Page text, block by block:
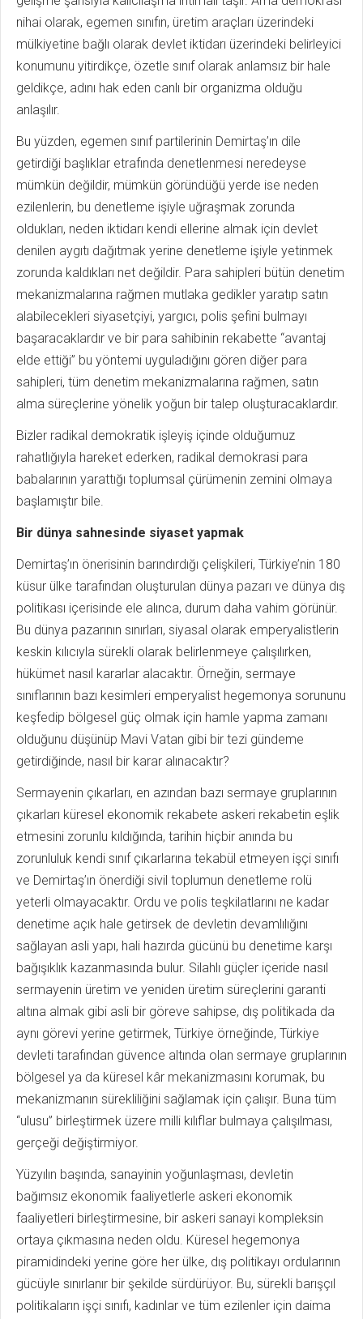
nihai olarak, egemen sınıfın, üretim araçları üzerindeki
mülkiyetine bağlı olarak devlet iktidarı üzerindeki belirleyici
konumunu yitirdikçe, özetle sınıf olarak anlamsız bir hale
geldikçe, adını hak eden canlı bir organizma olduğu
anlaşılır.
Bu yüzden, egemen sınıf partilerinin Demirtaş’ın dile
getirdiği başlıklar etrafında denetlenmesi neredeyse
mümkün değildir, mümkün göründüğü yerde ise neden
ezilenlerin, bu denetleme işiyle uğraşmak zorunda
oldukları, neden iktidarı kendi ellerine almak için devlet
denilen aygıtı dağıtmak yerine denetleme işiyle yetinmek
zorunda kaldıkları net değildir. Para sahipleri bütün denetim
mekanizmalarına rağmen mutlaka gedikler yaratıp satın
alabilecekleri siyasetçiyi, yargıcı, polis şefini bulmayı
başaracaklardır ve bir para sahibinin rekabette “avantaj
elde ettiği” bu yöntemi uyguladığını gören diğer para
sahipleri, tüm denetim mekanizmalarına rağmen, satın
alma süreçlerine yönelik yoğun bir talep oluşturacaklardır.
Bizler radikal demokratik işleyiş içinde olduğumuz
rahatlığıyla hareket ederken, radikal demokrasi para
babalarının yarattığı toplumsal çürümenin zemini olmaya
başlamıştır bile.
Bir dünya sahnesinde siyaset yapmak
Demirtaş’ın önerisinin barındırdığı çelişkileri, Türkiye’nin 180
küsur ülke tarafından oluşturulan dünya pazarı ve dünya dış
politikası içerisinde ele alınca, durum daha vahim görünür.
Bu dünya pazarının sınırları, siyasal olarak emperyalistlerin
keskin kılıcıyla sürekli olarak belirlenmeye çalışılırken,
hükümet nasıl kararlar alacaktır. Örneğin, sermaye
sınıflarının bazı kesimleri emperyalist hegemonya sorununu
keşfedip bölgesel güç olmak için hamle yapma zamanı
olduğunu düşünüp Mavi Vatan gibi bir tezi gündeme
getirdiğinde, nasıl bir karar alınacaktır?
Sermayenin çıkarları, en azından bazı sermaye gruplarının
çıkarları küresel ekonomik rekabete askeri rekabetin eşlik
etmesini zorunlu kıldığında, tarihin hiçbir anında bu
zorunluluk kendi sınıf çıkarlarına tekabül etmeyen işçi sınıfı
ve Demirtaş’ın önerdiği sivil toplumun denetleme rolü
yeterli olmayacaktır. Ordu ve polis teşkilatlarını ne kadar
denetime açık hale getirsek de devletin devamlılığını
sağlayan asli yapı, hali hazırda gücünü bu denetime karşı
bağışıklık kazanmasında bulur. Silahlı güçler içeride nasıl
sermayenin üretim ve yeniden üretim süreçlerini garanti
altına almak gibi asli bir göreve sahipse, dış politikada da
aynı görevi yerine getirmek, Türkiye örneğinde, Türkiye
devleti tarafından güvence altında olan sermaye gruplarının
bölgesel ya da küresel kâr mekanizmasını korumak, bu
mekanizmanın sürekliliğini sağlamak için çalışır. Buna tüm
“ulusu” birleştirmek üzere milli kılıflar bulmaya çalışılması,
gerçeği değiştirmiyor.
Yüzyılın başında, sanayinin yoğunlaşması, devletin
bağımsız ekonomik faaliyetlerle askeri ekonomik
faaliyetleri birleştirmesine, bir askeri sanayi kompleksin
ortaya çıkmasına neden oldu. Küresel hegemonya
piramidindeki yerine göre her ülke, dış politikayı ordularının
gücüyle sınırlanır bir şekilde sürdürüyor. Bu, sürekli barışçıl
politikaların işçi sınıfı, kadınlar ve tüm ezilenler için daima